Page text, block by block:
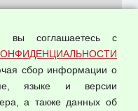
данных
вы соглашаетесь с
сбор информации о
языке и версии
а также данных об